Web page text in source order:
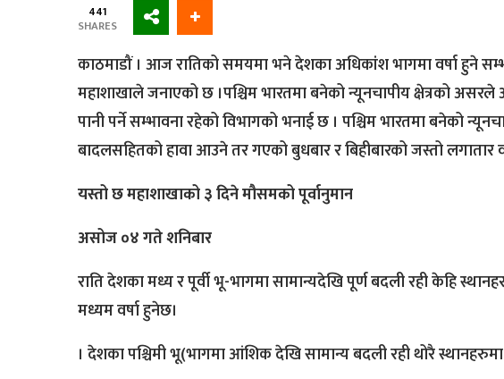
441
SHARES
काठमाडौं । आज रातिको समयमा भने देशका अधिकांश भागमा वर्षा हुने
महाशाखाले जनाएको छ ।पश्चिम भारतमा बनेको न्यूनचापीय क्षेत्रको
पानी पर्ने सम्भावना रहेको विभागको भनाई छ । पश्चिम भारतमा बनेको
बादलसहितको हावा आउने तर गएको बुधबार र बिहीबारको जस्तो लगातार
यस्तो छ महाशाखाको ३ दिने मौसमको पूर्वानुमान
असोज ०४ गते शनिबार
राति देशका मध्य र पूर्वी भू-भागमा सामान्यदेखि पूर्ण बदली रही केहि
मध्यम वर्षा हुनेछ।
। देशका पश्चिमी भू(भागमा आंशिक देखि सामान्य बदली रही थोरै